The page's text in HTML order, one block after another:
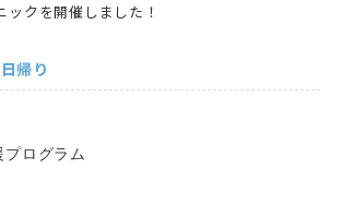
ックを開催しました！
日帰り